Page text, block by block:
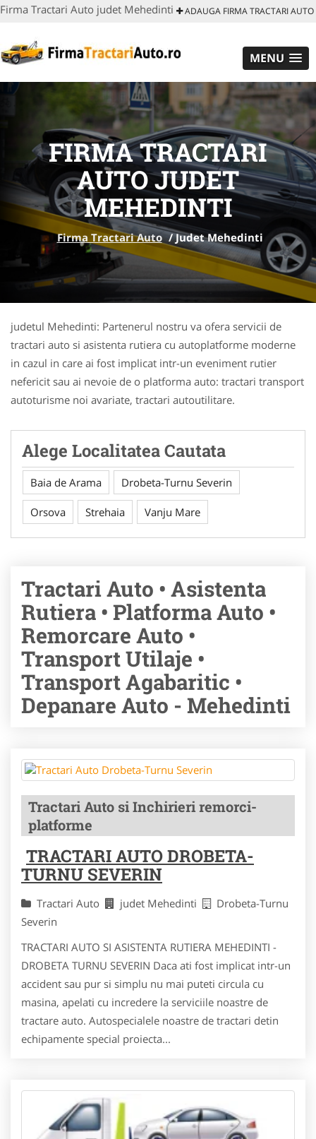
Firma Tractari Auto judet Mehedinti ADAUGA FIRMA TRACTARI AUTO
MENU
FIRMA TRACTARI
AUTO JUDET
MEHEDINTI
Firma Tractari Auto /Judet Mehedinti
judetul Mehedinti: Partenerul nostru va ofera servicii de
tractari auto si asistenta rutiera cu autoplatforme moderne
in cazul in care ai fost implicat intr-un eveniment rutier
nefericit sau ai nevoie de o platforma auto: tractari transport
autoturisme noi avariate, tractari autoutilitare.
Alege Localitatea Cautata
Baia de Arama Drobeta-Turnu Severin
Orsova Strehaia Vanju Mare
Tractari Auto • Asistenta
Rutiera • Platforma Auto •
Remorcare Auto •
Transport Utilaje •
Transport Agabaritic •
Depanare Auto - Mehedinti
Tractari Auto si Inchirieri remorci-
platforme
TRACTARI AUTO DROBETA-
TURNU SEVERIN
Tractari Auto judet Mehedinti
Drobeta-Turnu
Severin
TRACTARI AUTO SI ASISTENTA RUTIERA MEHEDINTI -
DROBETA TURNU SEVERIN Daca ati fost implicat intr-un
accident sau pur si simplu nu mai puteti circula cu
masina, apelati cu incredere la serviciile noastre de
tractare auto. Autospecialele noastre de tractari detin
echipamente special proiecta...